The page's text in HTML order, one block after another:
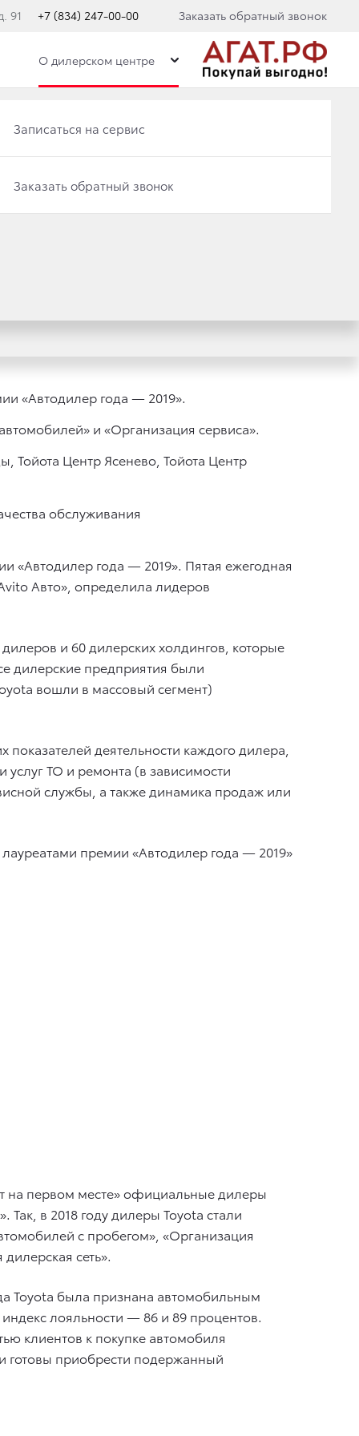
91 +7 (834) 247-00-00 Заказать обратный звонок
Записаться на сервис
Заказать обратный звонок
О дилерском центре
Записаться на сервис
Заказать обратный звонок
ВНОВЬ
«Автодилер года — 2019».
и «Организация сервиса».
Тойота Центр Ясенево, Тойота Центр
обслуживания
«Автодилер года — 2019». Пятая ежегодная
Авто», определила лидеров
и 60 дилерских холдингов, которые
дилерские предприятия были
вошли в массовый сегмент)
деятельности каждого дилера,
ТО и ремонта (в зависимости
службы, а также динамика продаж или
премии «Автодилер года — 2019»
на первом месте» официальные дилеры
в 2018 году дилеры Toyota стали
с пробегом», «Организация
сеть».
Toyota была признана автомобильным
лояльности — 86 и 89 процентов.
клиентов к покупке автомобиля
готовы приобрести подержанный